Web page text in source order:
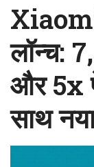
लॉन्च:
और 5x
साथ